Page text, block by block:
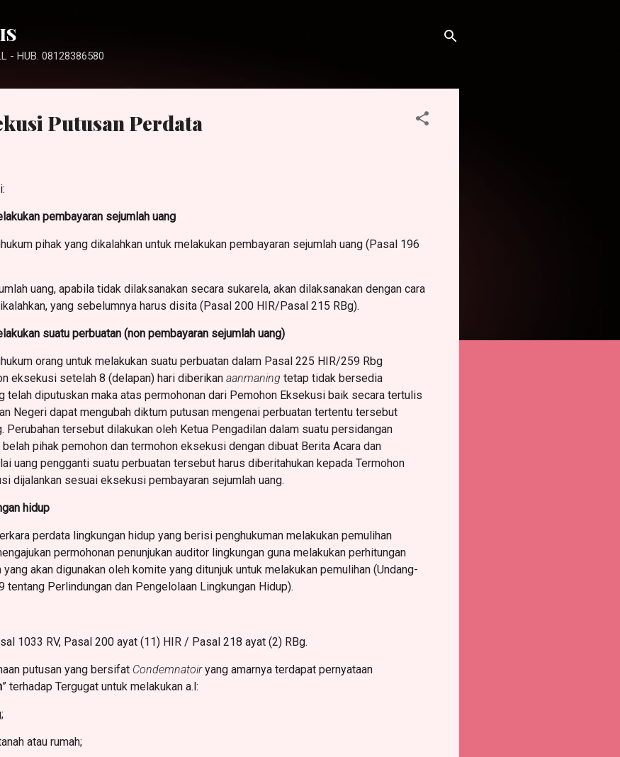
- HUB. 08128386580
Putusan Perdata
pembayaran sejumlah uang
pihak yang dikalahkan untuk melakukan pembayaran sejumlah uang (Pasal 196
uang, apabila tidak dilaksanakan secara sukarela, akan dilaksanakan dengan cara
yang sebelumnya harus disita (Pasal 200 HIR/Pasal 215 RBg).
suatu perbuatan (non pembayaran sejumlah uang)
orang untuk melakukan suatu perbuatan dalam Pasal 225 HIR/259 Rbg
eksekusi setelah 8 (delapan) hari diberikan aanmaning tetap tidak bersedia
telah diputuskan maka atas permohonan dari Pemohon Eksekusi baik secara tertulis
Negeri dapat mengubah diktum putusan mengenai perbuatan tertentu tersebut
Perubahan tersebut dilakukan oleh Ketua Pengadilan dalam suatu persidangan
pihak pemohon dan termohon eksekusi dengan dibuat Berita Acara dan
uang pengganti suatu perbuatan tersebut harus diberitahukan kepada Termohon
dijalankan sesuai eksekusi pembayaran sejumlah uang.
hidup
perdata lingkungan hidup yang berisi penghukuman melakukan pemulihan
permohonan penunjukan auditor lingkungan guna melakukan perhitungan
akan digunakan oleh komite yang ditunjuk untuk melakukan pemulihan (Undang-
tentang Perlindungan dan Pengelolaan Lingkungan Hidup).
1033 RV, Pasal 200 ayat (11) HIR / Pasal 218 ayat (2) RBg.
putusan yang bersifat Condemnatoiryang amarnya terdapat pernyataan
” terhadap Tergugat untuk melakukan a.l:
atau rumah;